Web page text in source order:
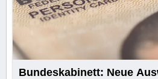
Bundeskabinett: Neue